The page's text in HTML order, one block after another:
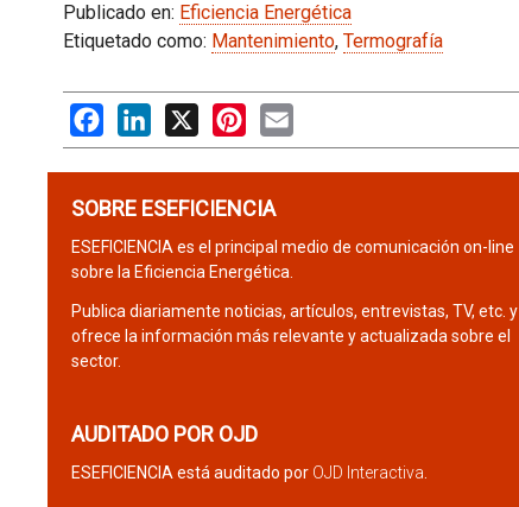
Publicado en: Eficiencia Energética
Etiquetado como: Mantenimiento, Termografía
FacebookLinkedIn
X PinterestEmail
SOBRE ESEFICIENCIA
ESEFICIENCIA es el principal medio de comunicación on-line
sobre la Eficiencia Energética.
Publica diariamente noticias, artículos, entrevistas, TV, etc. y
ofrece la información más relevante y actualizada sobre el
sector.
AUDITADO POR OJD
ESEFICIENCIA está auditado por OJD Interactiva